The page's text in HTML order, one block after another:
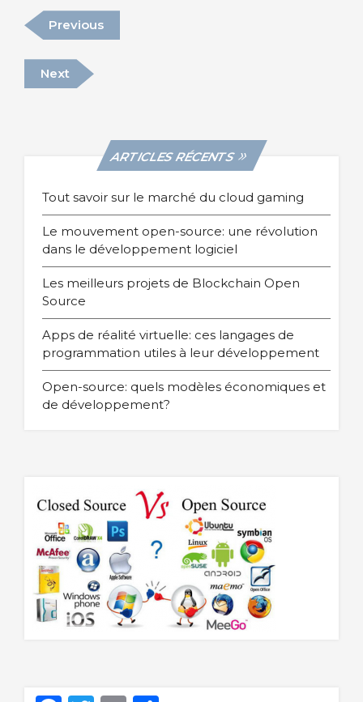
o
o
k
Previous
Post
Previous
Next
Post
Next
ARTICLES RÉCENTS
Tout savoir sur le marché du cloud gaming
Le mouvement open-source: une révolution
dans le développement logiciel
Les meilleurs projets de Blockchain Open
Source
Apps de réalité virtuelle: ces langages de
programmation utiles à leur développement
Open-source: quels modèles économiques et
de développement?